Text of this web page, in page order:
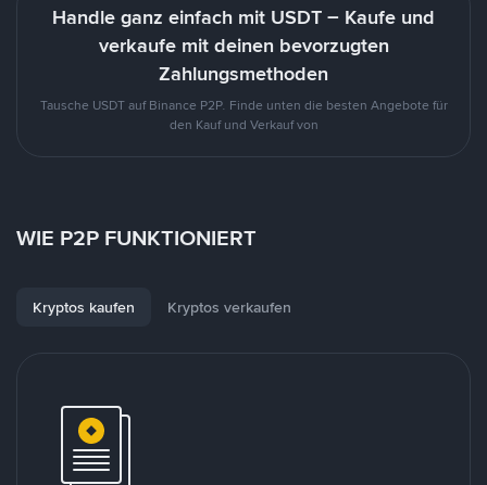
Handle ganz einfach mit USDT – Kaufe und
verkaufe mit deinen bevorzugten
Zahlungsmethoden
Tausche USDT auf Binance P2P. Finde unten die besten Angebote für
den Kauf und Verkauf von
WIE P2P FUNKTIONIERT
Kryptos kaufen Kryptos verkaufen